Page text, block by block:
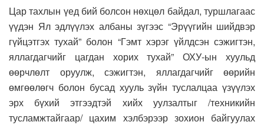
Цар тахлын үед бий болсон нөхцөл байдал, туршлагаас
үүдэн Ял эдлүүлэх албаны зүгээс “Эрүүгийн шийдвэр
гүйцэтгэх тухай” болон “Гэмт хэрэг үйлдсэн сэжигтэн,
яллагдагчийг цагдан хорих тухай” ОХУ-ын хуульд
өөрчлөлт оруулж, сэжигтэн, яллагдагчийг өөрийн
өмгөөлөгч болон бусад хууль зүйн туслалцаа үзүүлэх
эрх бүхий этгээдтэй хийх уулзалтыг /техникийн
тусламжтайгаар/ цахим хэлбэрээр зохион байгуулах